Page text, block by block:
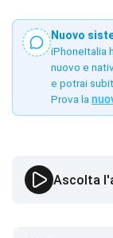
Nuovo
iPhoneItalia
nuovo e
e potrai
Prova la
Ascolta